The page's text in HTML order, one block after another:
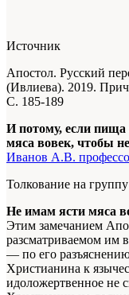
Источник
Апостол. Русский
(Ивлиева). 2019.
С. 185-189
И потому, если пища
мяса вовек, чтобы
Иванов А.В.
Толкование на
Не имам ясти мяса
Этим замечанием
разсматриваемом им
— по его
Христианина к
идоложертвенное не